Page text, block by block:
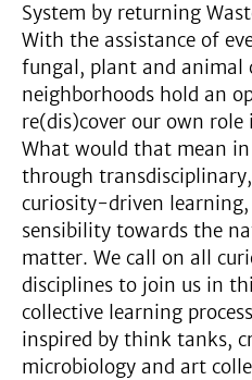
System by returning
With the assistance of
fungal, plant and animal
neighborhoods hold an
re(dis)cover our own role
What would that mean
through
curiosity-driven
sensibility towards the
matter. We call on all
disciplines to join us in
collective learning
inspired by think tanks,
microbiology and art